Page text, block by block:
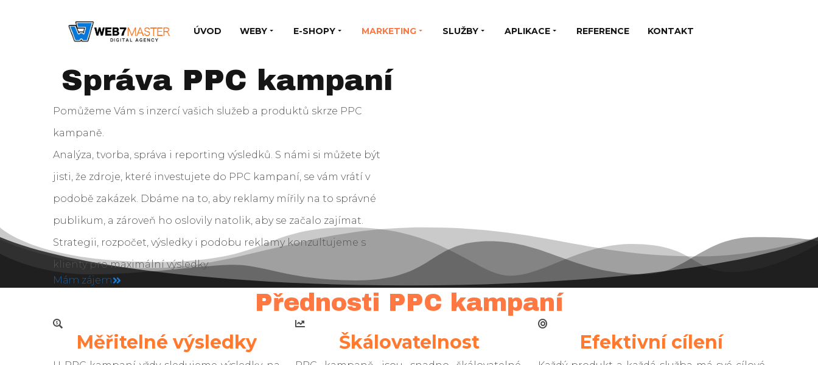
ÚVOD WEBY E-SHOPY MARKETING SLUŽBY APLIKACE REFERENCE KONTAKT
Správa PPC kampaní
Pomůžeme Vám s inzercí vašich služeb a produktů skrze PPC
kampaně.
Analýza, tvorba, správa i reporting výsledků. S námi si můžete být
jisti, že zdroje, které investujete do PPC kampaní, se vám vrátí v
podobě zakázek. Dbáme na to, aby reklamy mířily na to správné
publikum, a zároveň ho oslovily natolik, aby se začalo zajímat.
Strategii, rozpočet, výsledky i podobu reklamy konzultujeme s
klienty pro maximální výsledky.
Mám zájem
Přednosti PPC kampaní
Měřitelné výsledky Škálovatelnost Efektivní cílení